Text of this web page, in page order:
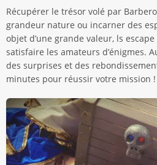
Récupérer le trésor volé par
grandeur nature ou incarner des
objet d’une grande valeur, ls
satisfaire les amateurs d’énigmes.
des surprises et des
minutes pour réussir votre mission !